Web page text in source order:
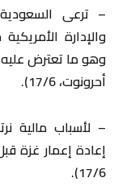
– ترعى
والإدارة
وهو ما تعترض عليه
أحرونوت، 17/6).
– لأسباب مالية
إعادة إعمار غزة
17/6).